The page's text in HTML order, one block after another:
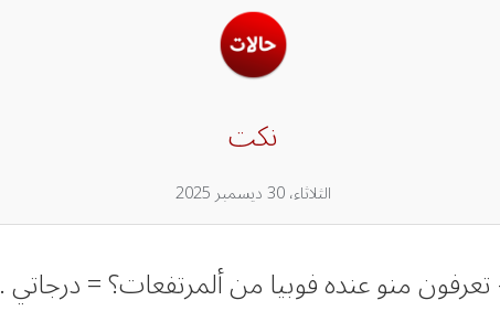
نكت
الثلاثاء، 30 ديسمبر 2025
منو عنده فوبيا من ألمرتفعات؟ = درجاتي .